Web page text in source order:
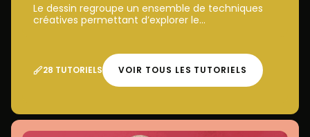
Le dessin regroupe un ensemble de techniques
créatives permettant d’explorer le...
28 TUTORIELS VOIR TOUS LES TUTORIELS